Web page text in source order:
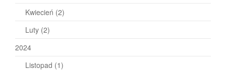
Kwiecień (2)
Luty (2)
2024
Listopad (1)